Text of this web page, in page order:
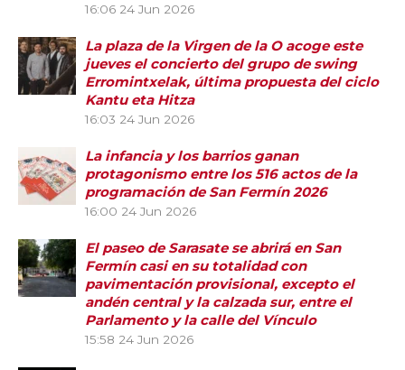
16:06 24 Jun 2026
La plaza de la Virgen de la O acoge este
jueves el concierto del grupo de swing
Erromintxelak, última propuesta del ciclo
Kantu eta Hitza
16:03 24 Jun 2026
La infancia y los barrios ganan
protagonismo entre los 516 actos de la
programación de San Fermín 2026
16:00 24 Jun 2026
El paseo de Sarasate se abrirá en San
Fermín casi en su totalidad con
pavimentación provisional, excepto el
andén central y la calzada sur, entre el
Parlamento y la calle del Vínculo
15:58 24 Jun 2026